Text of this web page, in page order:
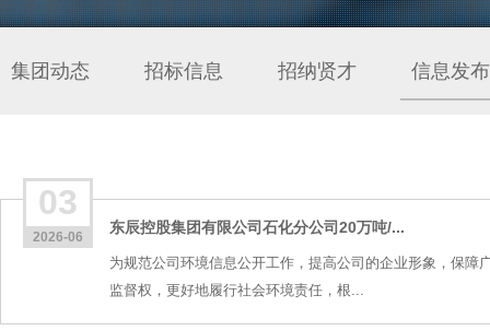
集团动态 招标信息 招纳贤才 信息发布
03
2026-06
东辰控股集团有限公司石化分公司20万吨/...
为规范公司环境信息公开工作，提高公司的企业形象，保障
监督权，更好地履行社会环境责任，根...